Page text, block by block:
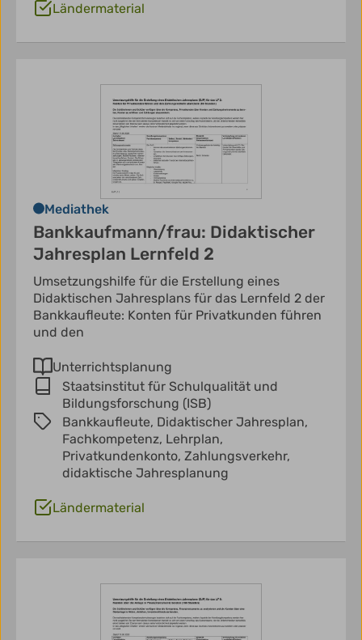
Ländermaterial
Mediathek
Bankkaufmann/frau: Didaktischer
Jahresplan Lernfeld 2
Umsetzungshilfe für die Erstellung eines
Didaktischen Jahresplans für das Lernfeld 2 der
Bankkaufleute: Konten für Privatkunden führen
und den
Unterrichtsplanung
Staatsinstitut für Schulqualität und
Bildungsforschung (ISB)
Bankkaufleute, Didaktischer Jahresplan,
Fachkompetenz, Lehrplan,
Privatkundenkonto, Zahlungsverkehr,
didaktische Jahresplanung
Ländermaterial